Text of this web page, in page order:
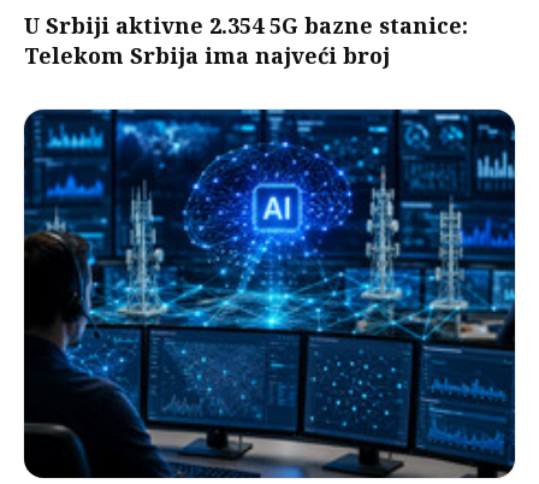
U Srbiji aktivne 2.354 5G bazne stanice:
Telekom Srbija ima najveći broj